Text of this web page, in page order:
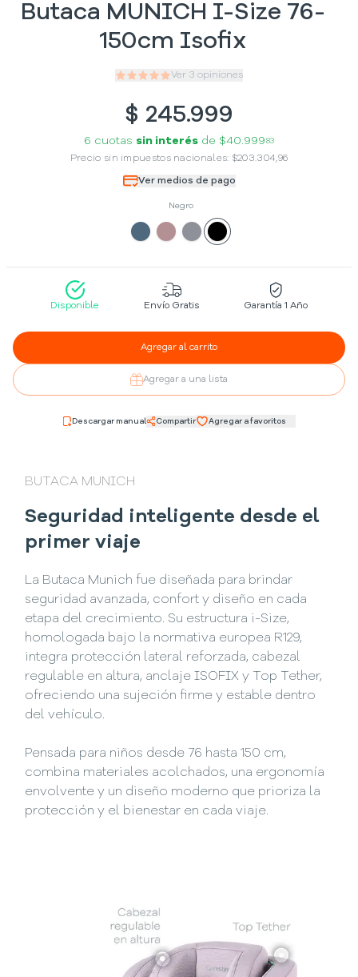
Butaca MUNICH I-Size 76-
150cm Isofix
Ver 3 opiniones
$ 245.999
6 cuotas sin interés de $40.999 83
Precio sin impuestos nacionales: $203.304,96
Ver medios de pago
Negro
Disponible Envío Gratis Garantía 1 Año
Agregar al carrito
Agregar a una lista
Descargar manual Compartir Agregar a favoritos
BUTACA MUNICH
Seguridad inteligente desde el
primer viaje
La Butaca Munich fue diseñada para brindar
seguridad avanzada, confort y diseño en cada
etapa del crecimiento. Su estructura i-Size,
homologada bajo la normativa europea R129,
integra protección lateral reforzada, cabezal
regulable en altura, anclaje ISOFIX y Top Tether,
ofreciendo una sujeción firme y estable dentro
del vehículo.
Pensada para niños desde 76 hasta 150 cm,
combina materiales acolchados, una ergonomía
envolvente y un diseño moderno que prioriza la
protección y el bienestar en cada viaje.